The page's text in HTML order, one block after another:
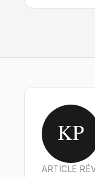
KP
ARTICLE